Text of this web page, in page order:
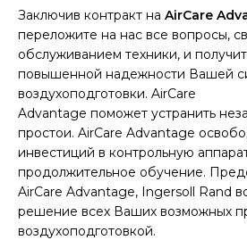
Заключив контракт на AirCare
переложите на нас все вопросы,
обслуживанием техники, и
повышенной надежности Вашей
воздухоподготовки. AirCare
Advantage поможет устранить
простои. AirCare Advantage
инвестиций в контрольную
продолжительное обучение.
AirCare Advantage, Ingersoll Rand
решение всех Ваших возможных
воздухоподготовкой.